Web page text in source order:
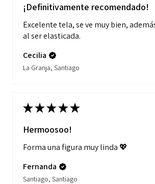
¡Definitivamente recomendado!
Excelente tela, se ve muy bien,
al ser elasticada.
Cecilia
La Granja, Santiago
★★★★★
Hermoosoo!
Forma una figura muy linda 💖
Fernanda
Santiago, Santiago